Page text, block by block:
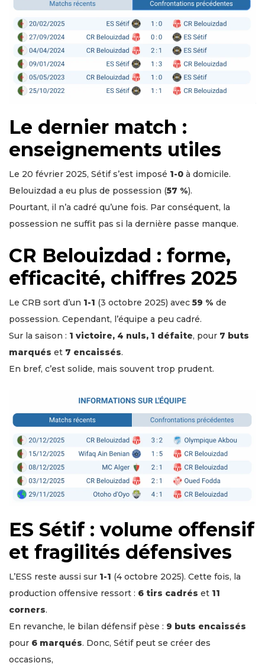
Le dernier match :
enseignements utiles
Le 20 février 2025, Sétif s’est imposé 1-0 à domicile.
Belouizdad a eu plus de possession (57 %).
Pourtant, il n’a cadré qu’une fois. Par conséquent, la
possession ne suffit pas si la dernière passe manque.
CR Belouizdad : forme,
efficacité, chiffres 2025
Le CRB sort d’un 1-1 (3 octobre 2025) avec 59 % de
possession. Cependant, l’équipe a peu cadré.
Sur la saison : 1 victoire, 4 nuls, 1 défaite, pour 7 buts
marqués et 7 encaissés.
En bref, c’est solide, mais souvent trop prudent.
ES Sétif : volume offensif
et fragilités défensives
L’ESS reste aussi sur 1-1 (4 octobre 2025). Cette fois, la
production offensive ressort : 6 tirs cadrés et 11
corners.
En revanche, le bilan défensif pèse : 9 buts encaissés
pour 6 marqués. Donc, Sétif peut se créer des
occasions,